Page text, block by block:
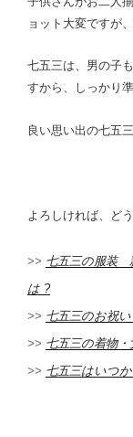
ョット大変ですが
七五三は、男の子
すから、しっかり
良い思い出の七五
よろしければ、ど
>> 七五三の服装
は ?
>> 七五三のお祝
>> 七五三の着物
>> 七五三はいつ